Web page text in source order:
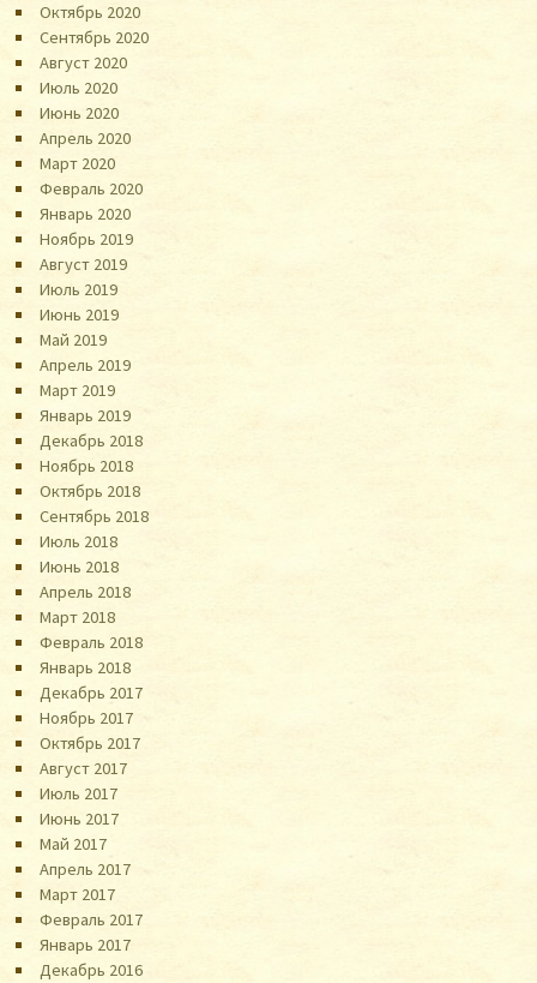
Октябрь 2020
Сентябрь 2020
Август 2020
Июль 2020
Июнь 2020
Апрель 2020
Март 2020
Февраль 2020
Январь 2020
Ноябрь 2019
Август 2019
Июль 2019
Июнь 2019
Май 2019
Апрель 2019
Март 2019
Январь 2019
Декабрь 2018
Ноябрь 2018
Октябрь 2018
Сентябрь 2018
Июль 2018
Июнь 2018
Апрель 2018
Март 2018
Февраль 2018
Январь 2018
Декабрь 2017
Ноябрь 2017
Октябрь 2017
Август 2017
Июль 2017
Июнь 2017
Май 2017
Апрель 2017
Март 2017
Февраль 2017
Январь 2017
Декабрь 2016